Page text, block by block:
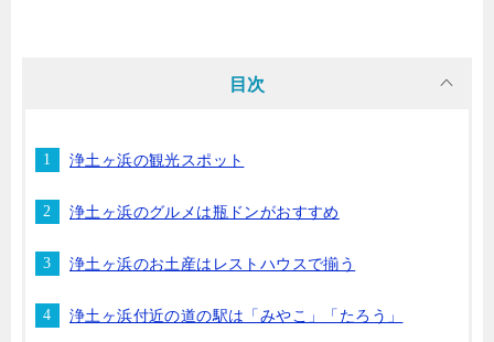
目次
浄土ヶ浜の観光スポット
浄土ヶ浜のグルメは瓶ドンがおすすめ
浄土ヶ浜のお土産はレストハウスで揃う
浄土ヶ浜付近の道の駅は「みやこ」「たろう」